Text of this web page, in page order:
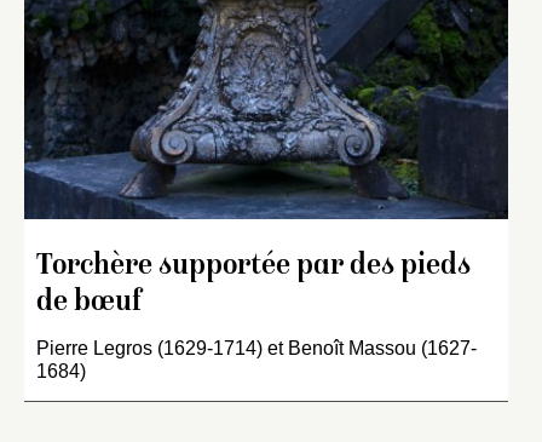
Torchère supportée par des pieds
de bœuf
Pierre Legros (1629-1714) et Benoît Massou (1627-
1684)